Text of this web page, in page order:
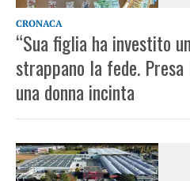
CRONACA
“Sua figlia ha investito
strappano la fede. Presa
una donna incinta